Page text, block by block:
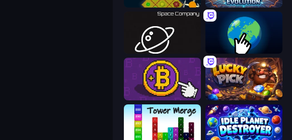
Farm Drones Energy Evolution
Space Company Planet Clicker 2
Money Maker Lucky Pick